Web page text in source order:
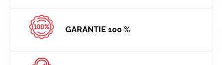
GARANTIE 100 %